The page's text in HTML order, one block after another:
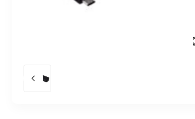
Slide précédent